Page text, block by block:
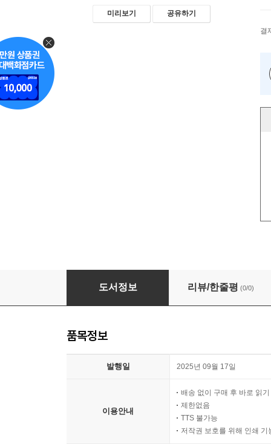
미리보기 공유하기
결
금융권AI 실전 가이드북
도서정보 리뷰/한줄평 (0/0)
품목정보
발행일 2025년 09월 17일
이용안내
배송 없이 구매 후 바로 읽기
제한없음
TTS 불가능
저작권 보호를 위해 인쇄 기